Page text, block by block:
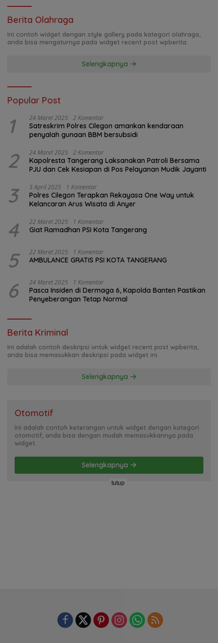
Berita Olahraga
Ini contoh widget dengan style gallery pada kategori olahraga,
anda bisa mengaturnya pada widget recent post wpberita.
Selengkapnya
Popular Post
1 24 Maret 2025 2 Komentar
Satreskrim Polres Cilegon amankan kendaraan
penyalah gunaan BBM bersubsidi
2 24 Maret 2025 2 Komentar
Kapolresta Tangerang Laksanakan Patroli Bersama
PJU dan Cek Kesiapan di Pos Pelayanan Mudik Jayanti
3 3 April 2025 1 Komentar
Polres Cilegon Terapkan Rekayasa One Way untuk
Kelancaran Arus Wisata di Anyer
4 22 Maret 2025 1 Komentar
Giat Ramadhan PSI Kota Tangerang
5 22 Maret 2025 1 Komentar
AMBULANCE GRATIS PSI KOTA TANGERANG
6 24 Maret 2025 1 Komentar
Pasca Insiden di Dermaga 6, Kapolda Banten Pastikan
Penyeberangan Tetap Normal
Berita Kriminal
Ini adalah contoh deskripsi untuk widget recent post wpberita,
anda bisa memasukkan deskripsi pada widget ini.
Selengkapnya
Otomotif
Ini adalah contoh keterangan untuk widget dengan kategori
otomotif, anda bisa dengan mudah memasukkannya pada
widget.
Selengkapnya
tutup